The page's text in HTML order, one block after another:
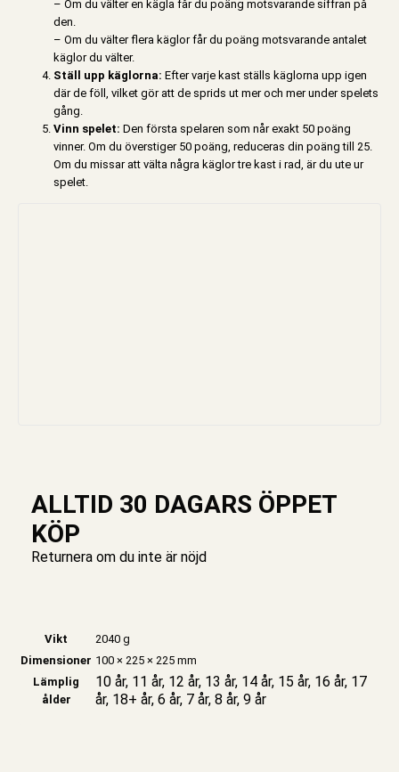
– Om du välter en kägla får du poäng motsvarande siffran på
den.
– Om du välter flera käglor får du poäng motsvarande antalet
käglor du välter.
Ställ upp käglorna: Efter varje kast ställs käglorna upp igen
där de föll, vilket gör att de sprids ut mer och mer under spelets
gång.
Vinn spelet: Den första spelaren som når exakt 50 poäng
vinner. Om du överstiger 50 poäng, reduceras din poäng till 25.
Om du missar att välta några käglor tre kast i rad, är du ute ur
spelet.
ALLTID 30 DAGARS ÖPPET
KÖP
Returnera om du inte är nöjd
Vikt
2040 g
Dimensioner 100 × 225 × 225 mm
Lämplig
ålder
10 år, 11 år, 12 år, 13 år, 14 år, 15 år, 16 år, 17
år, 18+ år, 6 år, 7 år, 8 år, 9 år